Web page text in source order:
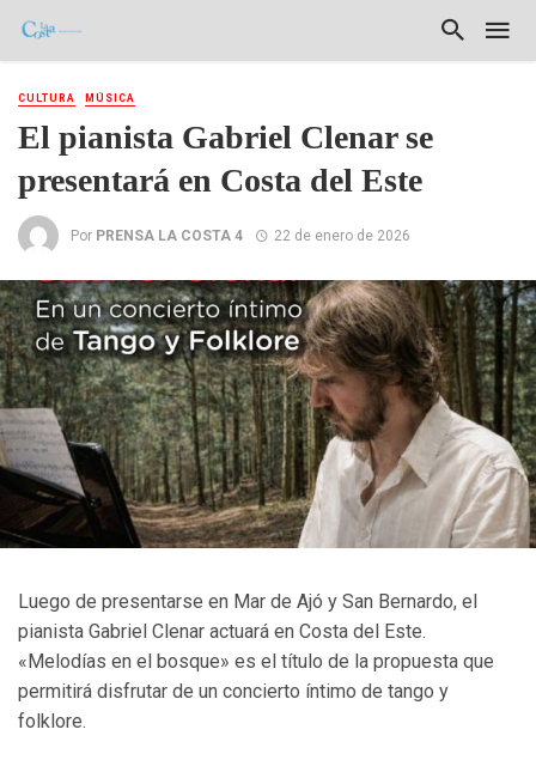
CULTURA MÚSICA
El pianista Gabriel Clenar se
presentará en Costa del Este
Por PRENSA LA COSTA 4 22 de enero de 2026
Luego de presentarse en Mar de Ajó y San Bernardo, el
pianista Gabriel Clenar actuará en Costa del Este.
«Melodías en el bosque» es el título de la propuesta que
permitirá disfrutar de un concierto íntimo de tango y
folklore.